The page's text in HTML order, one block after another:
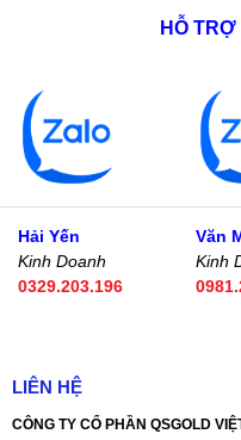
HỖ
Hải Yến
Kinh Doanh
0329.203.196
Văn
Kinh
LIÊN HỆ
CÔNG TY CỔ PHẦN QSGOLD